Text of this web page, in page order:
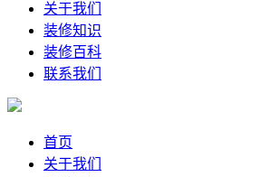
关于我们
装修知识
装修百科
联系我们
首页
关于我们